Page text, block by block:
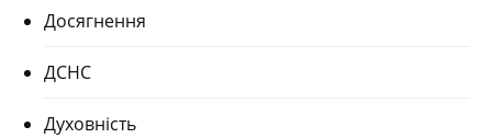
Досягнення
ДСНС
Духовність